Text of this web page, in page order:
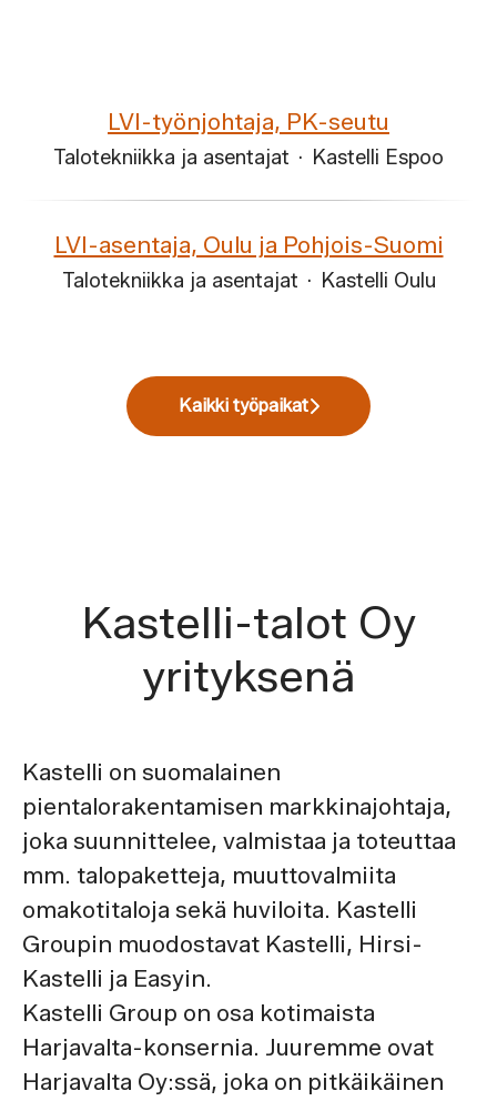
LVI-työnjohtaja, PK-seutu
Talotekniikka ja asentajat · Kastelli Espoo
LVI-asentaja, Oulu ja Pohjois-Suomi
Talotekniikka ja asentajat · Kastelli Oulu
Kaikki työpaikat
Kastelli-talot Oy
yrityksenä
Kastelli on suomalainen
pientalorakentamisen markkinajohtaja,
joka suunnittelee, valmistaa ja toteuttaa
mm. talopaketteja, muuttovalmiita
omakotitaloja sekä huviloita. Kastelli
Groupin muodostavat Kastelli, Hirsi-
Kastelli ja Easyin.
Kastelli Group on osa kotimaista
Harjavalta-konsernia. Juuremme ovat
Harjavalta Oy:ssä, joka on pitkäikäinen